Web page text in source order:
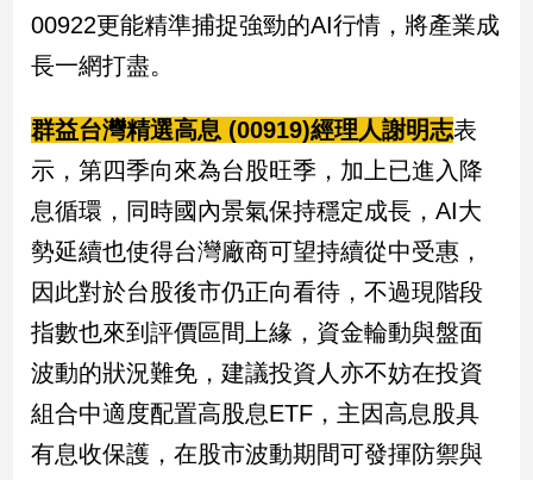
00922更能精準捕捉強勁的AI行情，將產業成
長一網打盡。
群益台灣精選高息 (00919)經理人謝明志表
示，第四季向來為台股旺季，加上已進入降
息循環，同時國內景氣保持穩定成長，AI大
勢延續也使得台灣廠商可望持續從中受惠，
因此對於台股後市仍正向看待，不過現階段
指數也來到評價區間上緣，資金輪動與盤面
波動的狀況難免，建議投資人亦不妨在投資
組合中適度配置高股息ETF，主因高息股具
有息收保護，在股市波動期間可發揮防禦與